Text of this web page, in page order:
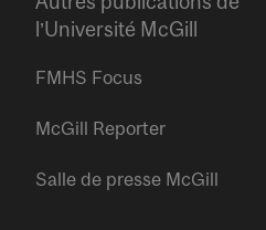
l’Université McGill
FMHS Focus
McGill Reporter
Salle de presse McGill